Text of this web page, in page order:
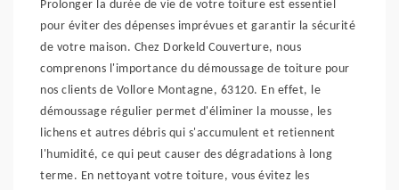
Prolonger la durée de vie de votre toiture est essentiel
pour éviter des dépenses imprévues et garantir la sécurité
de votre maison. Chez Dorkeld Couverture, nous
comprenons l'importance du démoussage de toiture pour
nos clients de Vollore Montagne, 63120. En effet, le
démoussage régulier permet d'éliminer la mousse, les
lichens et autres débris qui s'accumulent et retiennent
l'humidité, ce qui peut causer des dégradations à long
terme. En nettoyant votre toiture, vous évitez les